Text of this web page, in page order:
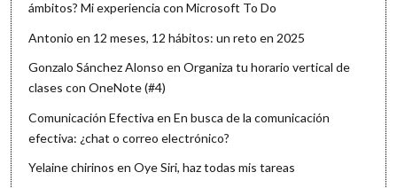
ámbitos? Mi experiencia con Microsoft To Do
Antonio en 12 meses, 12 hábitos: un reto en 2025
Gonzalo Sánchez Alonso enOrganiza tu horario vertical de
clases con OneNote (#4)
Comunicación Efectiva enEn busca de la comunicación
efectiva: ¿chat o correo electrónico?
Yelaine chirinos enOye Siri, haz todas mis tareas